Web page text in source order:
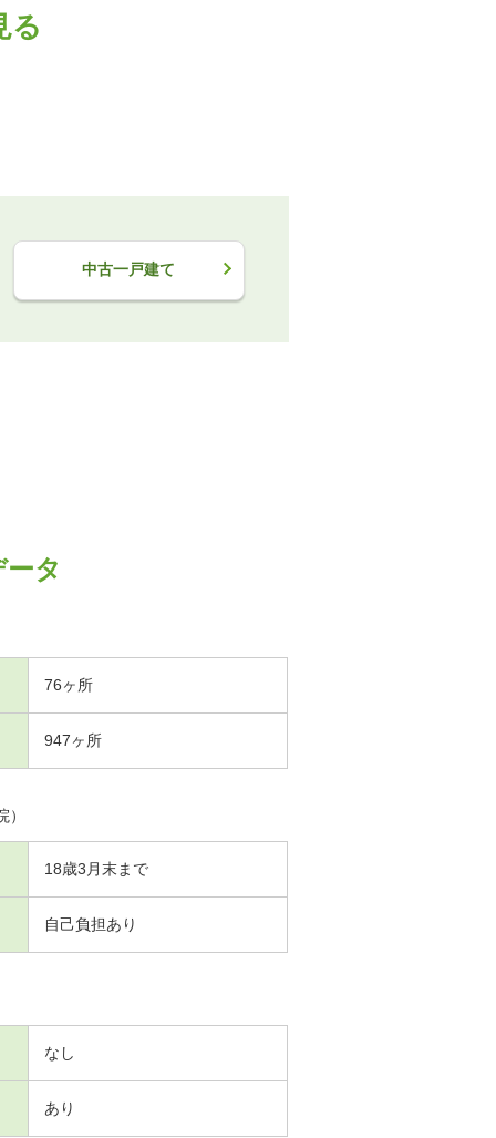
る
中古一戸建て
タ
76ヶ所
947ヶ所
18歳3月末まで
自己負担あり
なし
あり